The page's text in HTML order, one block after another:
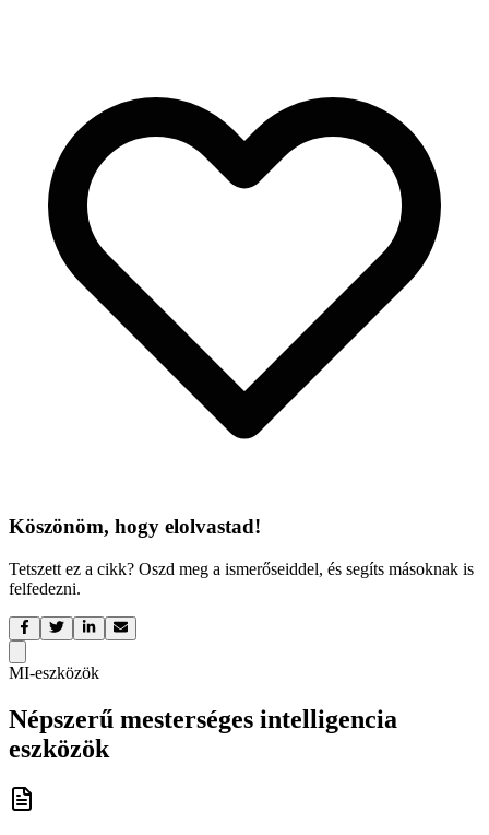
Köszönöm, hogy elolvastad!
Tetszett ez a cikk? Oszd meg a ismerőseiddel, és segíts másoknak is
felfedezni.
MI-eszközök
Népszerű mesterséges intelligencia
eszközök